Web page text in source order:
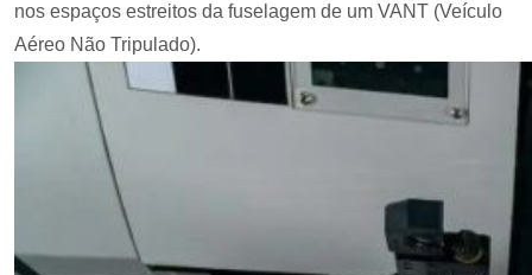
nos espaços estreitos da fuselagem de um VANT (Veículo
Aéreo Não Tripulado).